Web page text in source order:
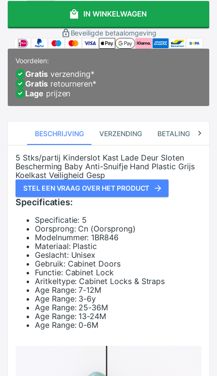
IN WINKELWAGEN
Beveiligde betaalomgeving
Voordelen:
Gratisverzending*
Gratisretourneren*
Lage prijzen
BESCHRIJVING VERZENDING BETALING
5 Stks/partij Kinderslot Kast Lade Deur Sloten
Bescherming Baby Anti-Snuifje Hand Plastic Grijs
Koelkast Veiligheid Gesp
STEL EEN VRAAG OVER HET PRODUCT
Specificaties:
Specificatie: 5
Oorsprong: Cn (Oorsprong)
Modelnummer: 1BR846
Materiaal: Plastic
Geslacht: Unisex
Gebruik: Cabinet Doors
Functie: Cabinet Lock
Aritkeltype: Cabinet Locks & Straps
Age Range: 7-12M
Age Range: 3-6y
Age Range: 25-36M
Age Range: 13-24M
Age Range: 0-6M